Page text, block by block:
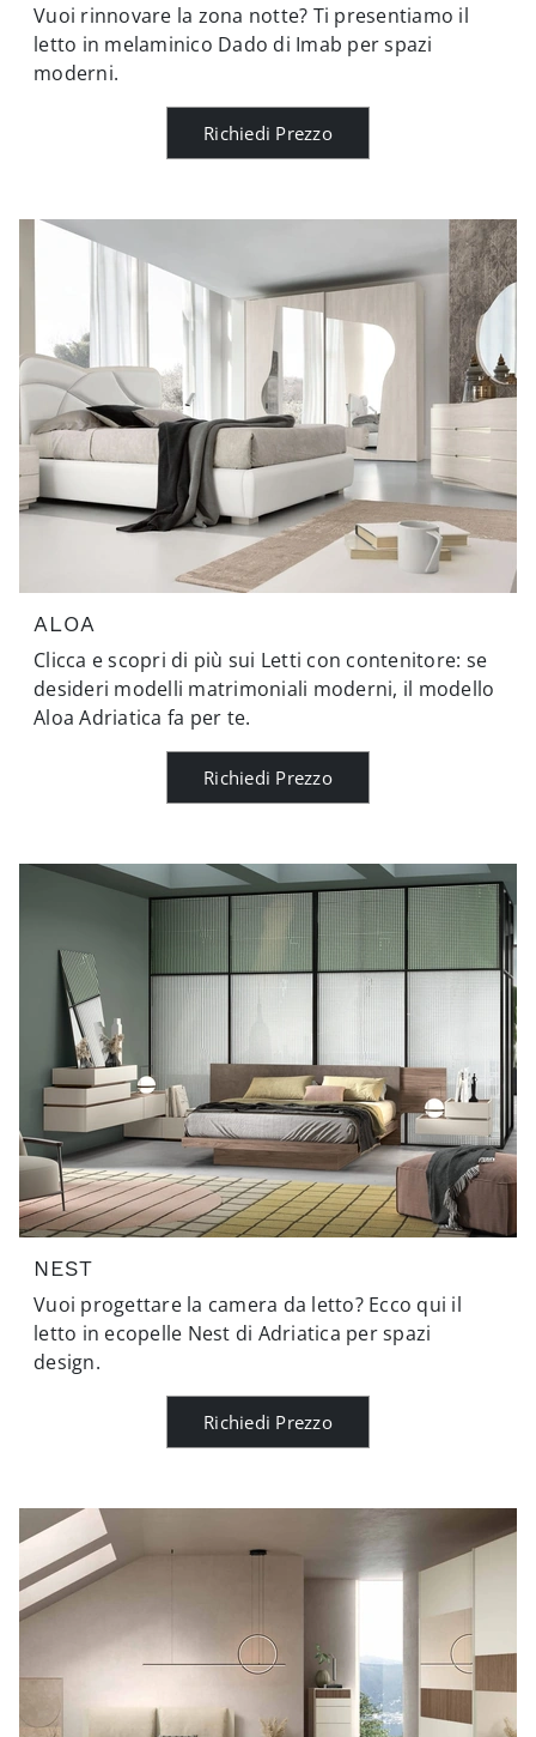
Vuoi rinnovare la zona notte? Ti presentiamo il
letto in melaminico Dado di Imab per spazi
moderni.
Richiedi Prezzo
ALOA
Clicca e scopri di più sui Letti con contenitore: se
desideri modelli matrimoniali moderni, il modello
Aloa Adriatica fa per te.
Richiedi Prezzo
NEST
Vuoi progettare la camera da letto? Ecco qui il
letto in ecopelle Nest di Adriatica per spazi
design.
Richiedi Prezzo